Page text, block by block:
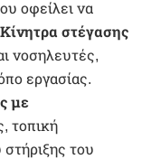
οφείλει να
στέγασης
νοσηλευτές,
εργασίας.
με
τοπική
στήριξης του